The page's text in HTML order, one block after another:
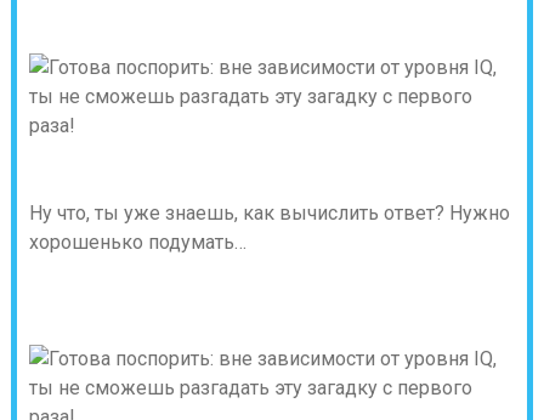
Ну что, ты уже знаешь, как вычислить ответ? Нужно
хорошенько подумать…